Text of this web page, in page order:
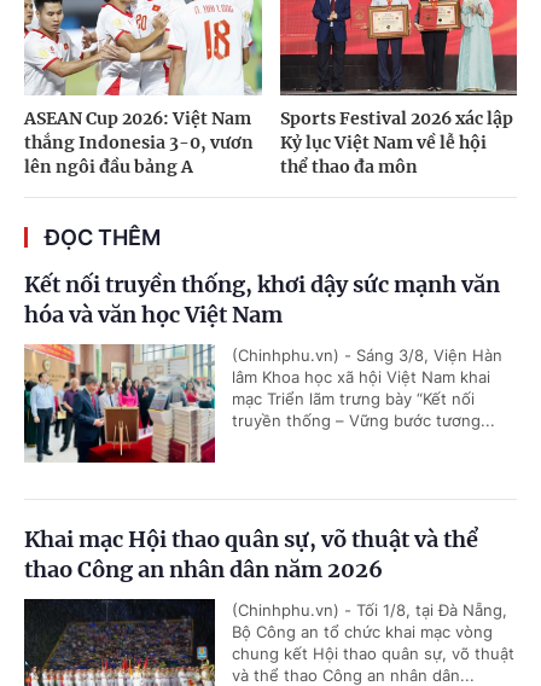
ASEAN Cup 2026: Việt Nam
thắng Indonesia 3-0, vươn
lên ngôi đầu bảng A
Sports Festival 2026 xác lập
Kỷ lục Việt Nam về lễ hội
thể thao đa môn
ĐỌC THÊM
Kết nối truyền thống, khơi dậy sức mạnh văn
hóa và văn học Việt Nam
(Chinhphu.vn) - Sáng 3/8, Viện Hàn
lâm Khoa học xã hội Việt Nam khai
mạc Triển lãm trưng bày “Kết nối
truyền thống – Vững bước tương...
Khai mạc Hội thao quân sự, võ thuật và thể
thao Công an nhân dân năm 2026
(Chinhphu.vn) - Tối 1/8, tại Đà Nẵng,
Bộ Công an tổ chức khai mạc vòng
chung kết Hội thao quân sự, võ thuật
và thể thao Công an nhân dân...